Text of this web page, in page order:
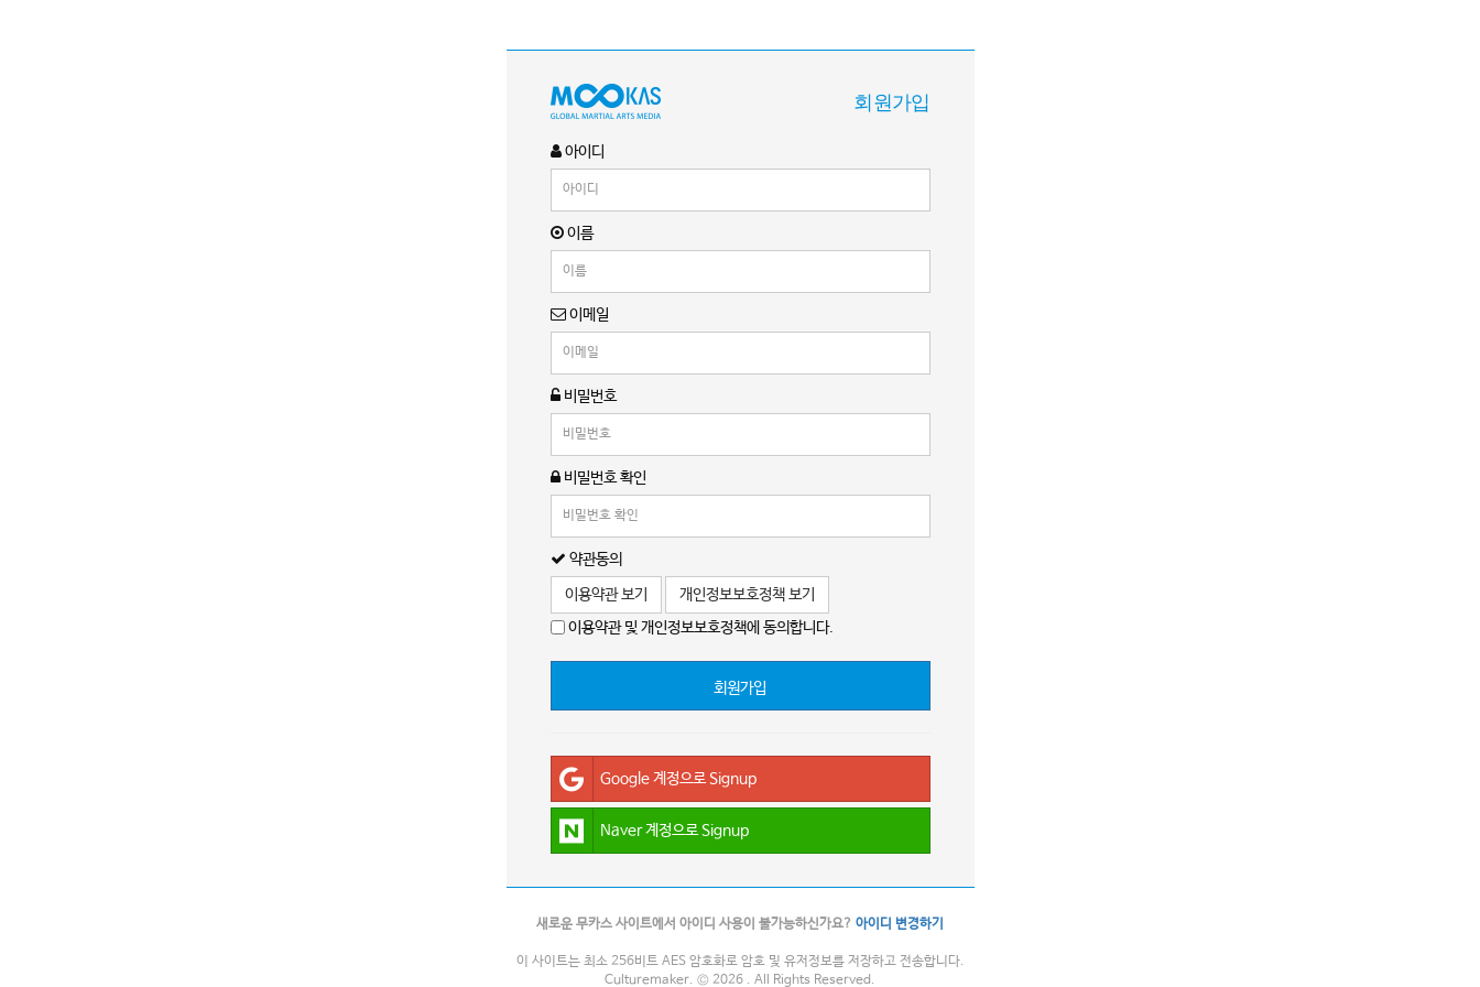
회원가입
아이디
이름
이메일
비밀번호
비밀번호 확인
약관동의
이용약관 보기
개인정보보호정책 보기
이용약관 및 개인정보보호정책에 동의합니다.
회원가입
Google 계정으로 Signup
Naver 계정으로 Signup
새로운 무카스 사이트에서 아이디 사용이 불가능하신가요? 아이디 변경하기
이 사이트는 최소 256비트 AES 암호화로 암호 및 유저정보를 저장하고 전송합니다.
Culturemaker. © 2026 . All Rights Reserved.